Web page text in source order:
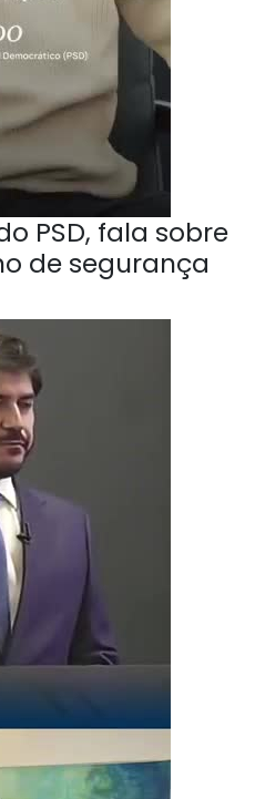
PSD, fala sobre
de segurança